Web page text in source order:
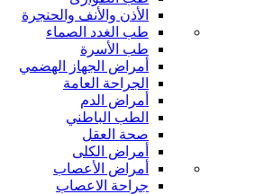
الأذن والأنف والحنجرة
طب الغدد الصماء
طب الأسرة
أمراض الجهاز الهضمي
الجراحة العامة
أمراض الدم
الطب الباطني
صحة العقل
أمراض الكلى
أمراض الأعصاب
جراحة الاعصاب